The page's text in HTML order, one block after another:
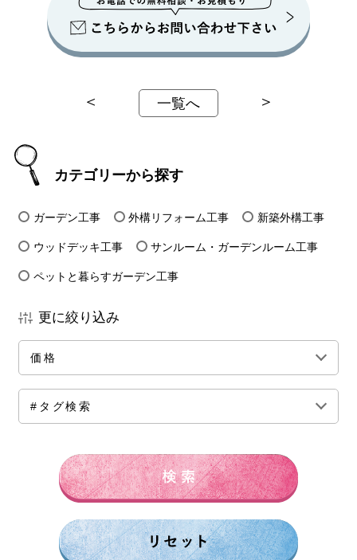
＜ 一覧へ ＞
カテゴリーから探す
ガーデン工事 外構リフォーム工事 新築外構工事
ウッドデッキ工事 サンルーム・ガーデンルーム工事
ペットと暮らすガーデン工事
更に絞り込み
価格
全ての価格帯
150万円前後 200万円前後 250万円前後
300万円前後 500万円～
#タグ検索